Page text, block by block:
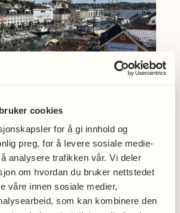
cookies
for å gi innhold og
preg, for å levere sosiale medie-
analysere trafikken vår. Vi deler
om hvordan du bruker nettstedet
våre innen sosiale medier,
som kan kombinere den
Arendalsuka